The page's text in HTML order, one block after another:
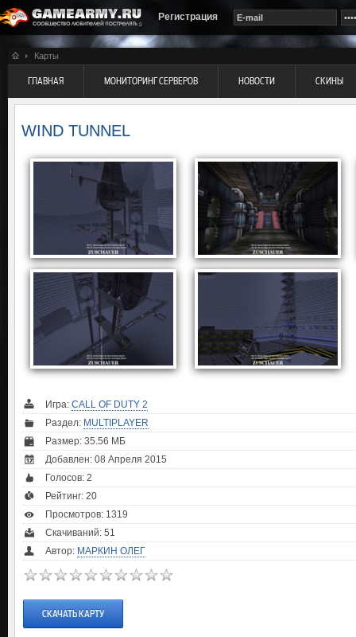
Регистрация
Карты
ГЛАВНАЯ МОНИТОРИНГ СЕРВЕРОВ НОВОСТИ СКИНЫ
WIND TUNNEL
Игра: CALL OF DUTY 2
Раздел: MULTIPLAYER
Размер: 35.56 МБ
Добавлен: 08 Апреля 2015
Голосов: 2
Рейтинг: 20
Просмотров: 1319
Скачиваний: 51
Автор: МАРКИН ОЛЕГ
СКАЧАТЬ КАРТУ